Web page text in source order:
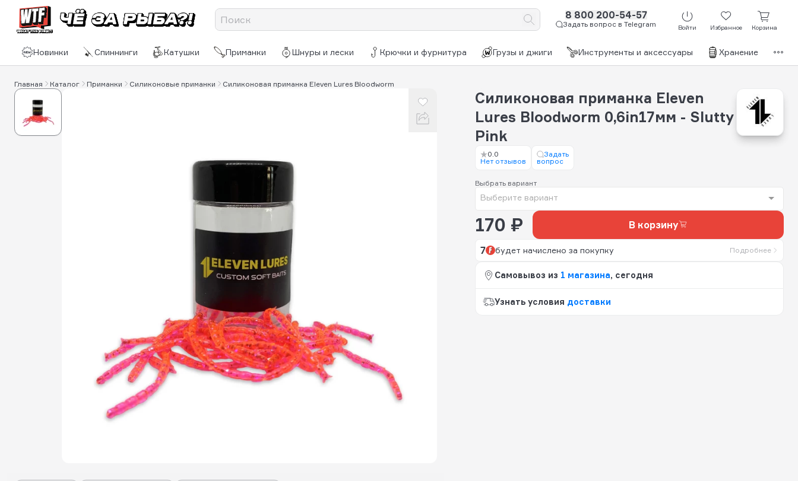
8 800 200-54-57
Задать вопрос в Telegram Войти Избранное Корзина
Новинки Спиннинги Катушки Приманки Шнуры и лески Крючки и фурнитура Грузы и джиги Инструменты и аксессуары Хранение
Главная Каталог Приманки Силиконовые приманки Силиконовая приманка Eleven Lures Bloodworm
Силиконовая приманка Eleven
Lures Bloodworm 0,6in17мм - Slutty
Pink
0.0
Нет отзывов
Задать
вопрос
Выбрать вариант
Выберите вариант
170 ₽ В корзину
7 будет начислено за покупку Подробнее
Самовывоз из 1 магазина, сегодня
Узнать условия доставки